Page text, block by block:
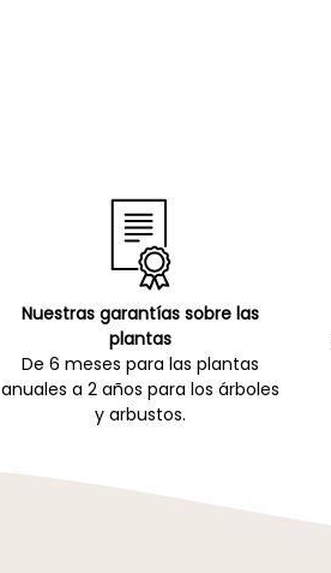
Nuestras garantías sobre las
plantas
De 6 meses para las plantas
anuales a 2 años para los árboles
y arbustos.